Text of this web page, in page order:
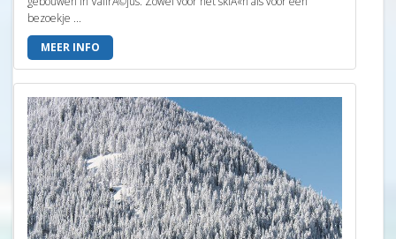
bezoekje ...
MEER INFO